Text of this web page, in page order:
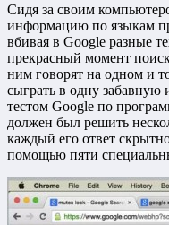
Сидя за своим
информацию по языкам
вбивая в Google разные
прекрасный момент
ним говорят на одном и
сыграть в одну забавную
тестом Google по
должен был решить
каждый его ответ
помощью пяти